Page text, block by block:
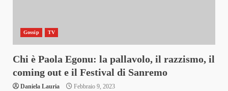
Gossip TV
Chi è Paola Egonu: la pallavolo, il razzismo, il
coming out e il Festival di Sanremo
Daniela Lauria Febbraio 9, 2023